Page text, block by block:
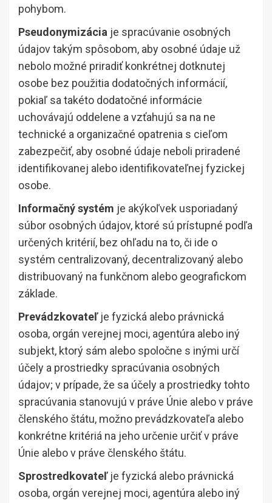
pohybom.
Pseudonymizácia je spracúvanie osobných
údajov takým spôsobom, aby osobné údaje už
nebolo možné priradiť konkrétnej dotknutej
osobe bez použitia dodatočných informácií,
pokiaľ sa takéto dodatočné informácie
uchovávajú oddelene a vzťahujú sa na ne
technické a organizačné opatrenia s cieľom
zabezpečiť, aby osobné údaje neboli priradené
identifikovanej alebo identifikovateľnej fyzickej
osobe.
Informačný systém je akýkoľvek usporiadaný
súbor osobných údajov, ktoré sú prístupné podľa
určených kritérií, bez ohľadu na to, či ide o
systém centralizovaný, decentralizovaný alebo
distribuovaný na funkčnom alebo geografickom
základe.
Prevádzkovateľje fyzická alebo právnická
osoba, orgán verejnej moci, agentúra alebo iný
subjekt, ktorý sám alebo spoločne s inými určí
účely a prostriedky spracúvania osobných
údajov; v prípade, že sa účely a prostriedky tohto
spracúvania stanovujú v práve Únie alebo v práve
členského štátu, možno prevádzkovateľa alebo
konkrétne kritériá na jeho určenie určiť v práve
Únie alebo v práve členského štátu.
Sprostredkovateľje fyzická alebo právnická
osoba, orgán verejnej moci, agentúra alebo iný